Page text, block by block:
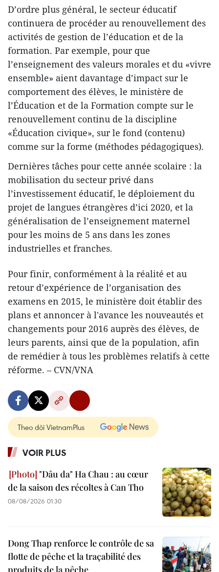
D’ordre plus général, le secteur éducatif
continuera de procéder au renouvellement des
activités de gestion de l’éducation et de la
formation. Par exemple, pour que
l’enseignement des valeurs morales et du «vivre
ensemble» aient davantage d’impact sur le
comportement des élèves, le ministère de
l’Éducation et de la Formation compte sur le
renouvellement continu de la discipline
«Éducation civique», sur le fond (contenu)
comme sur la forme (méthodes pédagogiques).
Dernières tâches pour cette année scolaire : la
mobilisation du secteur privé dans
l’investissement éducatif, le déploiement du
projet de langues étrangères d’ici 2020, et la
généralisation de l’enseignement maternel
pour les moins de 5 ans dans les zones
industrielles et franches.
Pour finir, conformément à la réalité et au
retour d’expérience de l’organisation des
examens en 2015, le ministère doit établir des
plans et annoncer à l'avance les nouveautés et
changements pour 2016 auprès des élèves, de
leurs parents, ainsi que de la population, afin
de remédier à tous les problèmes relatifs à cette
réforme. – CVN/VNA
Theo dõi VietnamPlus
VOIR PLUS
"Dâu da" Ha Chau : au cœur
de la saison des récoltes à Can Tho
08/08/2026 01:30
Dong Thap renforce le contrôle de sa
flotte de pêche et la traçabilité des
produits de la pêche